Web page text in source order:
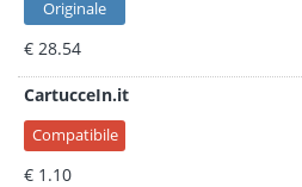
Originale
€ 28.54
CartucceIn.it
Compatibile
€ 1.10